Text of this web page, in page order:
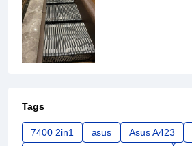
Tags
7400 2in1 asus Asus A423